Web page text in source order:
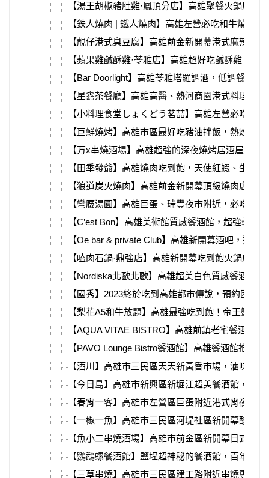
【湯王胡椒豬肚雞·鳳頂分店】高雄聚餐火鍋店，
【鉄人燒肉 | 鐵人燒肉】高雄左營必吃和牛燒肉店
【靚仔港式臭豆腐】高雄前金新開幕港式麻辣豆
【蘋果雞鹹酥雞·苓雅店】高雄超好吃鹹酥雞，必
【Bar Doorlight】高雄苓雅塔羅調酒，低調餐酒館
【星鑫茶餐廳】高雄高醫、熱河商圈港式料理，
【小料理食堂しょくどう茗喆】高雄左營必吃深
【巨鮮燒烤】高雄市區最好吃豬油拌飯，熱炒、
【万x串燒酒場】高雄超強的深夜燒烤居酒屋，必
【田季發爺】高雄燒肉吃到飽，天使紅蝦、生蠔
【狼道炭火燒肉】高雄前金新開幕頂級燒肉店，
【彎腰湯圓】高雄巨蛋、瑞豐夜市附近，必吃超
【C’est Bon】高雄美術館質感餐酒館，超強義式
【Oe bar & private Club】高雄新開幕酒吧，近瑞
【嗑肉石鍋·鼎強店】高雄新開幕吃到飽火鍋店，
【Nordiska北歐北歐】高雄超美白色質感餐酒館
【國秀】2023終於吃到高雄都市傳說，預約困難
【梨花A5和牛放題】高雄最強吃到飽！帝王蟹、
【AQUA VITAE BISTRO】高雄前鎮老宅餐酒館推
【PAVO Lounge Bistro餐酒館】高雄餐酒館推薦
【酒川】高雄市三民區天天新黃昏市場，滷味、
【今日島】高雄市新興區新堀江超美餐酒館，餐
【春宵一客】高雄市左營區巨蛋附近港式宵夜店
【一椒一魚】高雄市三民區河堤社區新開幕酸菜
【魚小二串燒酒場】高雄市前金區新開幕日式居
【鸚鵡螺餐酒館】鹽埕超神秘的餐酒館，百年歷
【三草串燒】高雄市三民區建工路附近串燒專賣